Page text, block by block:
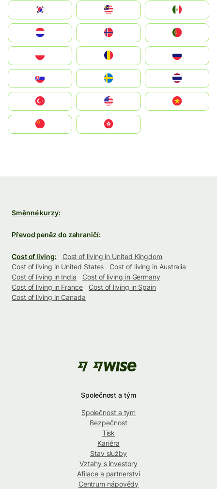
South Korea
United States
中國香港特別行政區
Směnné kurzy:
Převod peněz do zahraničí:
Cost of living:
Cost of living in United Kingdom
Cost of living in United States
Cost of living in Australia
Cost of living in India
Cost of living in Germany
Cost of living in France
Cost of living in Spain
Cost of living in Canada
Společnost a tým
Společnost a tým
Bezpečnost
Tisk
Kariéra
Stav služby
Vztahy s investory
Afilace a partnerství
Centrum nápovědy